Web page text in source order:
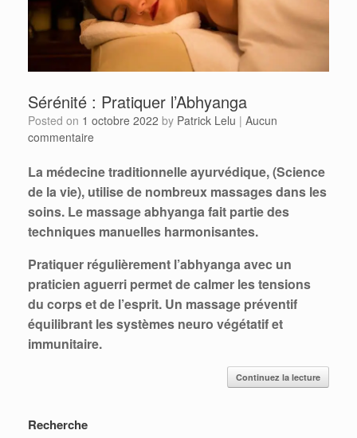
Sérénité : Pratiquer l’Abhyanga
Posted on 1 octobre 2022 by Patrick Lelu | Aucun
commentaire
La médecine traditionnelle ayurvédique, (Science
de la vie), utilise de nombreux massages dans les
soins. Le massage abhyanga fait partie des
techniques manuelles harmonisantes.
Pratiquer régulièrement l’abhyanga avec un
praticien aguerri permet de calmer les tensions
du corps et de l’esprit. Un massage préventif
équilibrant les systèmes neuro végétatif et
immunitaire.
Continuez la lecture
Recherche